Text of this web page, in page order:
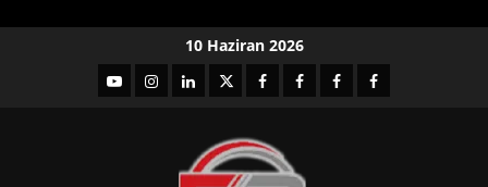
10 Haziran 2026
YouTubeInstagram
LinkedIntwitterfacebook-Facebook-
Facebook-Facebook-